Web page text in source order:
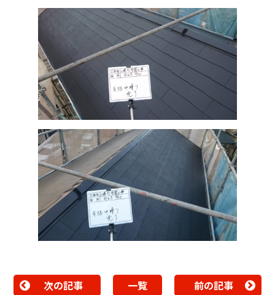
次の記事 一覧 前の記事